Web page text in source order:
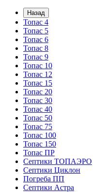
Назад
Топас 4
Топас 5
Топас 6
Топас 8
Топас 9
Топас 10
Топас 12
Топас 15
Топас 20
Топас 30
Топас 40
Топас 50
Топас 75
Топас 100
Топас 150
Топас ПР
Септики ТОПАЭРО
Септики Циклон
Погреба ПП
Септики Астра